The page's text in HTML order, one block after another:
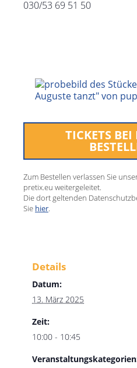
030/53 69 51 50
TICKETS BEI
Zum Bestellen verlassen Sie
pretix.eu weitergeleitet.
Die dort geltenden
Sie hier.
Details
Datum:
13. März 2025
Zeit:
10:00 - 10:45